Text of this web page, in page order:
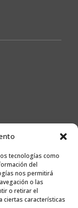
tecnologías como
del
nos permitirá
o las
o retirar el
ciertas características